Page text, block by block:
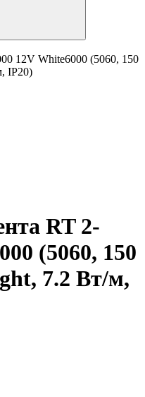
12V White6000 (5060, 150
IP20)
RT 2-
(5060, 150
7.2 Вт/м,